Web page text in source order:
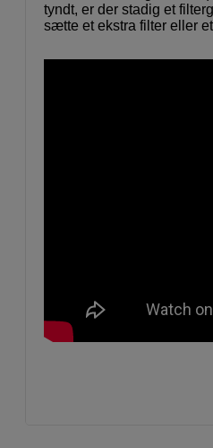
tyndt, er der stadig et
sætte et ekstra filter eller